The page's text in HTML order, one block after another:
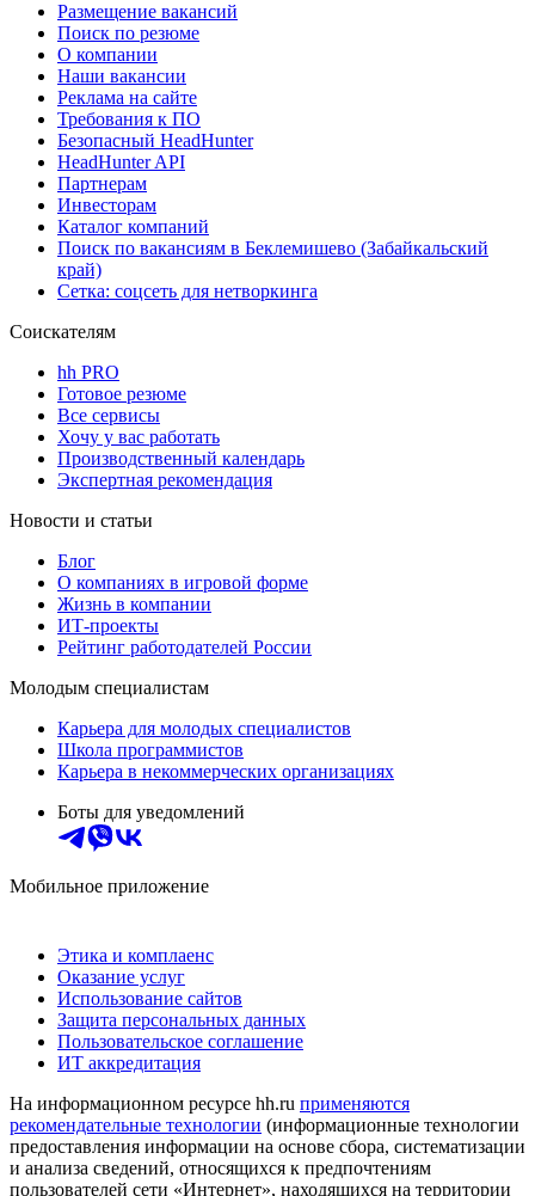
Размещение вакансий
Поиск по резюме
О компании
Наши вакансии
Реклама на сайте
Требования к ПО
Безопасный HeadHunter
HeadHunter API
Партнерам
Инвесторам
Каталог компаний
Поиск по вакансиям в Беклемишево (Забайкальский
край)
Сетка: соцсеть для нетворкинга
Соискателям
hh PRO
Готовое резюме
Все сервисы
Хочу у вас работать
Производственный календарь
Экспертная рекомендация
Новости и статьи
Блог
О компаниях в игровой форме
Жизнь в компании
ИТ-проекты
Рейтинг работодателей России
Молодым специалистам
Карьера для молодых специалистов
Школа программистов
Карьера в некоммерческих организациях
Боты для уведомлений
Мобильное приложение
Этика и комплаенс
Оказание услуг
Использование сайтов
Защита персональных данных
Пользовательское соглашение
ИТ аккредитация
На информационном ресурсе hh.ru применяются
рекомендательные технологии (информационные технологии
предоставления информации на основе сбора, систематизации
и анализа сведений, относящихся к предпочтениям
пользователей сети «Интернет», находящихся на территории